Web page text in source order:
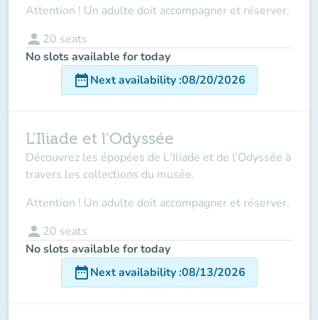
Attention ! Un adulte doit accompagner et réserver.
person 20 seats
No slots available for today
date_rangeNext availability:08/20/2026
L'Iliade et l'Odyssée
Découvrez les épopées de L'Iliade et de l'Odyssée à
travers les collections du musée.
Attention ! Un adulte doit accompagner et réserver.
person 20 seats
No slots available for today
date_rangeNext availability:08/13/2026